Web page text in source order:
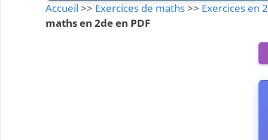
Accueil >> Exercices de maths>> Exercices en
maths en 2de en PDF